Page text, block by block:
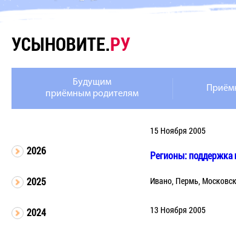
УСЫНОВИТЕ.РУ
Будущим
приёмным родителям
2026
2025
2024
15 Ноября 2005
Регионы: поддержка
Ивано, Пермь,
13 Ноября 2005